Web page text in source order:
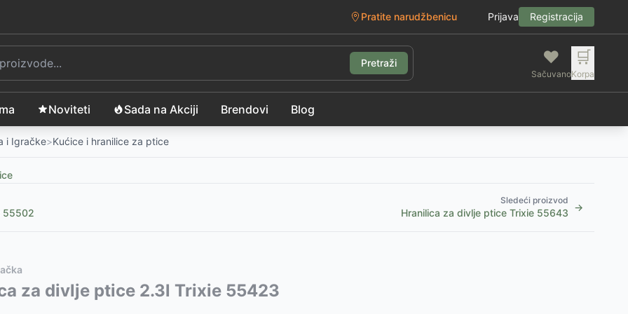
Pratite narudžbenicu Prijava Registracija
Pretraži ❤️
Sačuvano
🛒
Korpa
Noviteti Sada na Akciji Brendovi Blog
i Igračke>Kućice i hranilice za ptice
55502
Sledeći proizvod
Hranilica za divlje ptice Trixie 55643 →
- 625RSD
270 RSD
za divlje ptice 2.3l Trixie 55423